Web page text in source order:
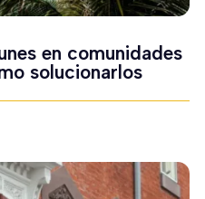
en comunidades
solucionarlos